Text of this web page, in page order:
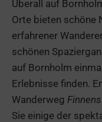
Überall auf
Orte bieten schöne
erfahrener
schönen
auf Bornholm
Erlebnisse finden.
Wanderweg
Sie einige der